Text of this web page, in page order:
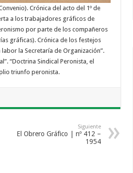
Crónica del acto del 1º de
a los trabajadores gráficos de
por parte de los compañeros
gráficas). Crónica de los festejos
la Secretaría de Organización”.
“Doctrina Sindical Peronista, el
triunfo peronista.
Siguiente
El Obrero Gráfico | nº 412 –
1954